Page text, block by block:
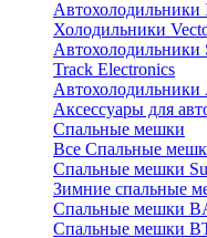
Автохолодильники
Холодильники
Автохолодильники
Track Electronics
Автохолодильники
Аксессуары для
Спальные мешки
Все Спальные
Спальные мешки
Зимние спальные
Спальные мешки
Спальные мешки